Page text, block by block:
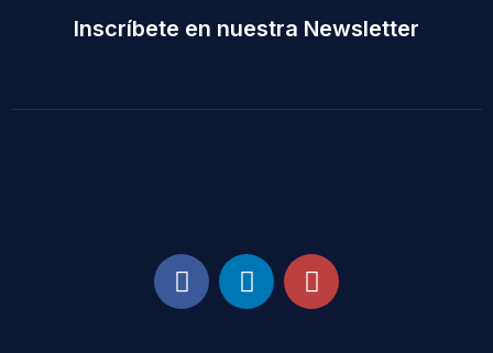
Inscríbete en nuestra Newsletter